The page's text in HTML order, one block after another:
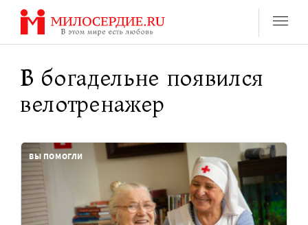
Перейти
содержанию
В богадельне появился
велотренажер
ВЫ ПОМОГЛИ